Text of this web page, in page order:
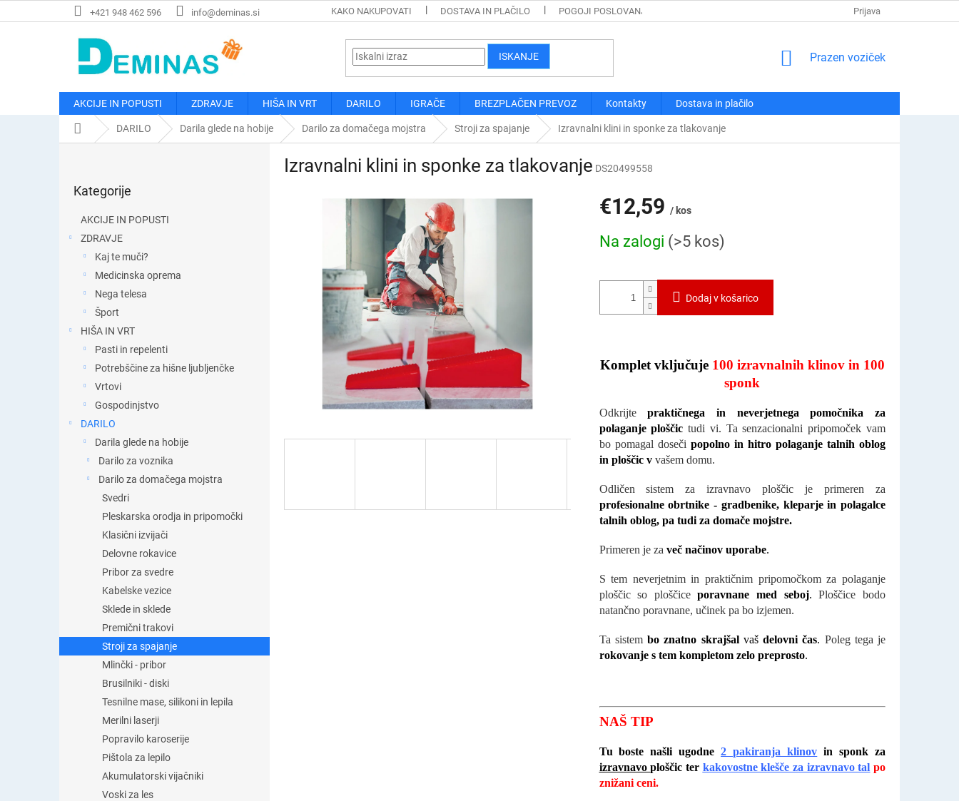
na
+421 948 462 596 info@deminas.si KAKO NAKUPOVATI DOSTAVA IN PLAČILO POGOJI POSLOVANJA REKLAMACIJE IN VRAČILA
Prijava
ISKANJE
NAKUPOVALNI
Prazen voziček
AKCIJE IN POPUSTI ZDRAVJE HIŠA IN VRT DARILO IGRAČE BREZPLAČEN PREVOZ Kontakty Dostava in plačilo
Domača
stran
DARILO Darila glede na hobije Darilo za domačega mojstra Stroji za spajanje Izravnalni klini in sponke za tlakovanje
kategorije
Kategorije
AKCIJE IN POPUSTI
ZDRAVJE
Kaj te muči?
Medicinska oprema
Nega telesa
Šport
HIŠA IN VRT
Pasti in repelenti
Potrebščine za hišne ljubljenčke
Vrtovi
Gospodinjstvo
DARILO
Darila glede na hobije
Darilo za voznika
Darilo za domačega mojstra
Svedri
Pleskarska orodja in pripomočki
Klasični izvijači
Delovne rokavice
Pribor za svedre
Kabelske vezice
Sklede in sklede
Premični trakovi
Stroji za spajanje
Mlinčki - pribor
Brusilniki - diski
Tesnilne mase, silikoni in lepila
Merilni laserji
Popravilo karoserije
Pištola za lepilo
Akumulatorski vijačniki
Voski za les
Izravnalni klini in sponke za tlakovanje DS20499558
€12,59 / kos
mere:
Na zalogi (>5 kos)
Dodaj v košarico
Komplet vključuje 100 izravnalnih klinov in 100
sponk
Odkrijtepraktičnega in neverjetnega pomočnika za
polaganje ploščictudi vi. Ta senzacionalni pripomoček vam
bo pomagal doseči popolno in hitro polaganje talnih oblog
in ploščic v vašem domu.
Odličen sistem za izravnavo ploščic je primeren za
profesionalne obrtnike - gradbenike, kleparje in polagalce
talnih oblog, pa tudi za domače mojstre.
Primeren je za več načinov uporabe.
S tem neverjetnim in praktičnim pripomočkom za polaganje
ploščic so ploščiceporavnane med seboj. Ploščice bodo
natančno poravnane, učinek pa bo izjemen.
Ta sistem bo znatno skrajšal vaš delovni čas. Poleg tega je
rokovanje s tem kompletom zelo preprosto.
NAŠ TIP
Tu boste našli ugodne2 pakiranja klinov in sponk za
izravnavoploščic ter kakovostne klešče za izravnavo tal po
znižani ceni.